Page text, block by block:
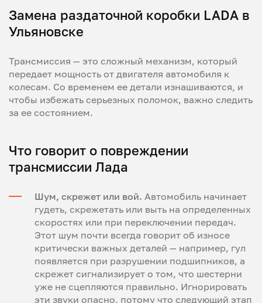
Замена раздаточной коробки LADA в
Ульяновске
Трансмиссия — это сложный механизм, который
передает мощность от двигателя автомобиля к
колесам. Со временем ее детали изнашиваются, и
чтобы избежать серьезных поломок, важно следить
за ее состоянием.
Что говорит о повреждении
трансмиссии Лада
Шум, скрежет или вой. Автомобиль начинает
гудеть, скрежетать или выть на определенных
скоростях или при переключении передач.
Этот шум почти всегда говорит об износе
критически важных деталей — например, гул
появляется при разрушении подшипников, а
скрежет сигнализирует о том, что шестерни
уже не сцепляются правильно. Игнорировать
эти звуки опасно, потому что следующий этап